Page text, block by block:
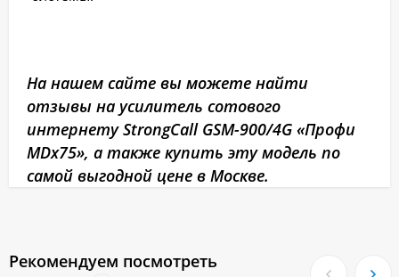
На нашем сайте вы можете найти
отзывы на усилитель сотового
интернету StrongCall GSM-900/4G «Профи
MDх75», а также купить эту модель по
самой выгодной цене в Москве.
Рекомендуем посмотреть